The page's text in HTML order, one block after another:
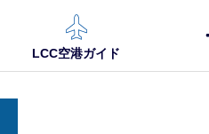
LCC空港ガイド